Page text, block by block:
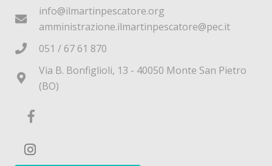
info@ilmartinpescatore.org
amministrazione.ilmartinpescatore@pec.it
051 / 67 61 870
Via B. Bonfiglioli, 13 - 40050 Monte San Pietro
(BO)